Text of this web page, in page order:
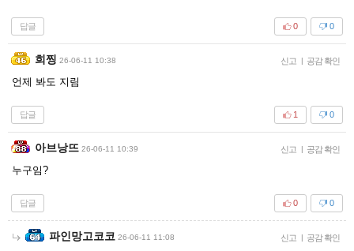
답글 0
0
희찡 26-06-11 10:38 신고 | 공감 확인
언제 봐도 지림
답글 0
1
아브낭뜨 26-06-11 10:39 신고 | 공감 확인
누구임?
답글 0
0
파인망고코코 26-06-11 11:08 신고 | 공감 확인